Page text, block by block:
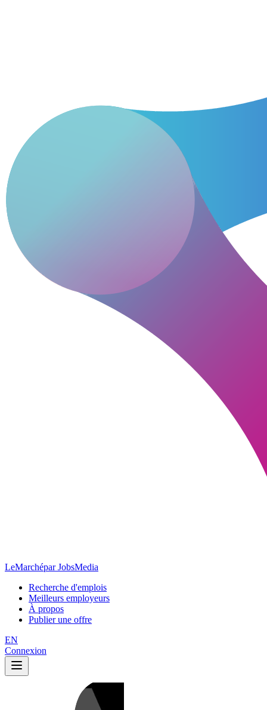
LeMarchépar JobsMedia
Recherche d'emplois
Meilleurs employeurs
À propos
Publier une offre
EN
Connexion